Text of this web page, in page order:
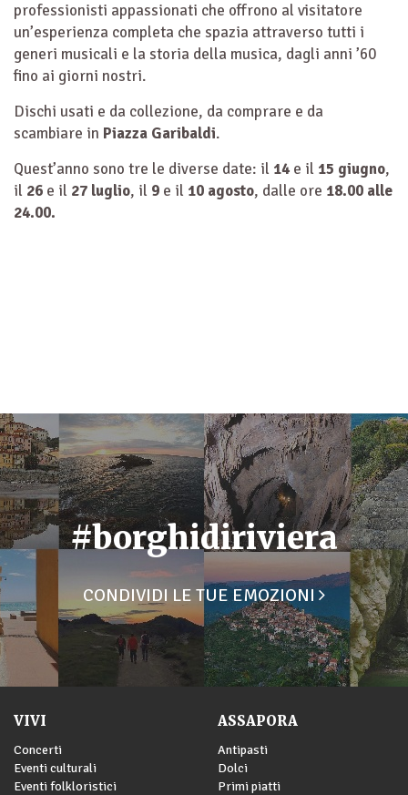
professionisti appassionati che offrono al visitatore
un’esperienza completa che spazia attraverso tutti i
generi musicali e la storia della musica, dagli anni ’60
fino ai giorni nostri.
Dischi usati e da collezione, da comprare e da
scambiare in Piazza Garibaldi.
Quest’anno sono tre le diverse date: il 14 e il 15 giugno,
il 26 e il 27 luglio, il 9 e il 10 agosto, dalle ore 18.00 alle
24.00.
#borghidiriviera
CONDIVIDI LE TUE EMOZIONI
VIVI
Concerti
Eventi culturali
Eventi folkloristici
ASSAPORA
Antipasti
Dolci
Primi piatti